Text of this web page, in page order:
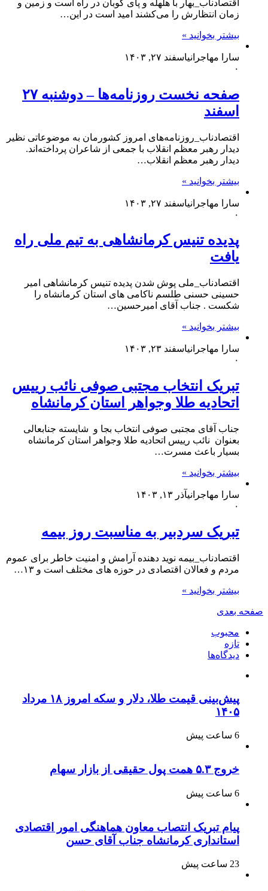
اقتصادناب_بهار با هلهله و پای کوبان در راه است و زمین و
زمان انتظارش را می‌کشند امید است در این…
بیشتر بخوانید »
سارا مهاجرانیاسفند ۲۷, ۱۴۰۳
۰
صفحه نخست روزنامه‌ها – دوشنبه ۲۷
اسفند
اقتصادناب_روزنامه‌های امروز کشورمان به موضوعاتی نظیر
دیدار رهبر معظم انقلاب با جمعی از شاعران پرداخته‌اند.
دیدار رهبر معظم انقلاب…
بیشتر بخوانید »
سارا مهاجرانیاسفند ۲۷, ۱۴۰۳
۰
پدیده تنیس کرمانشاهی به تیم ملی راه
یافت
اقتصادناب_ملی پوش شدن پدیده تنیس کرمانشاهی امیر
حسینی حسنی طلسم ناکامی های استان کرمانشاه را
شکست . جناب آقای امیرحسین…
بیشتر بخوانید »
سارا مهاجرانیاسفند ۲۳, ۱۴۰۳
۰
تبریک انتخاب مجتبی صوفی نائب رییس
اتحادیه طلا وجواهر استان کرمانشاه
جناب آقای مجتبی صوفی انتخاب بجا و شایسته جنابعالی
بعنوان نائب رییس اتحادیه طلا وجواهر استان کرمانشاه
بسیار باعث مسرت…
بیشتر بخوانید »
سارا مهاجرانیآذر ۱۳, ۱۴۰۳
۰
تبریک سردبیر به مناسبت روز بیمه
اقتصادناب_بیمه نوید دهنده آرامش و امنیت خاطر برای عموم
مردم و فعالان اقتصادی در حوزه های مختلف است و ۱۳…
بیشتر بخوانید »
صفحه بعدی
محبوب
تازه
دیدگاه‌ها
پیش‌بینی قیمت طلا، دلار و سکه امروز ۱۸ مرداد
۱۴۰۵
6 ساعت پیش
خروج ۵.۳ همت پول حقیقی از بازار سهام
6 ساعت پیش
پیام تبریک انتصاب معاون هماهنگی امور اقتصادی
استانداری کرمانشاه جناب آقای حسن
23 ساعت پیش